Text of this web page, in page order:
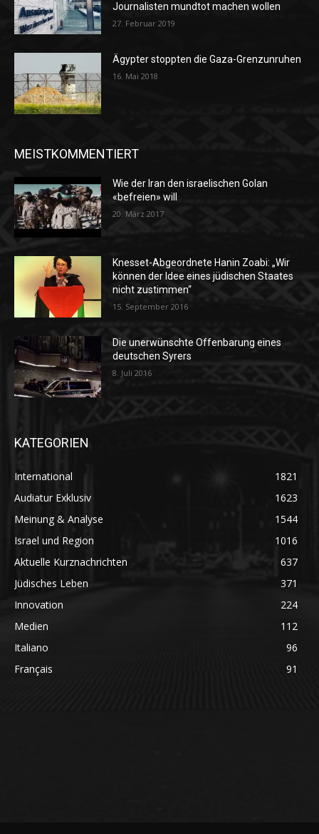
Journalisten mundtot machen wollen
27. Februar 2019
Ägypter stoppten die Gaza-Grenzunruhen
16. Mai 2018
MEISTKOMMENTIERT
Wie der Iran den israelischen Golan
«befreien» will
20. März 2017
Knesset-Abgeordnete Hanin Zoabi: „Wir
können der Idee eines jüdischen Staates
nicht zustimmen“
15. September 2016
Die unerwünschte Offenbarung eines
deutschen Syrers
8. Juli 2016
KATEGORIEN
International
1821
Audiatur Exklusiv
1623
Meinung & Analyse
1544
Israel und Region
1016
Aktuelle Kurznachrichten
637
Jüdisches Leben
371
Innovation
224
Medien
112
Italiano
96
Français
91